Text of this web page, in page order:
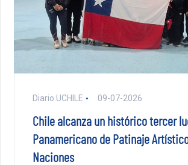
Diario UCHILE 09-07-2026
Chile alcanza un histórico tercer
Panamericano de Patinaje
Naciones